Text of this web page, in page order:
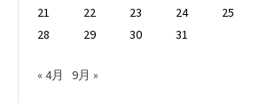
21
22 23 24 25
28
29 30 31
« 4月 9月 »